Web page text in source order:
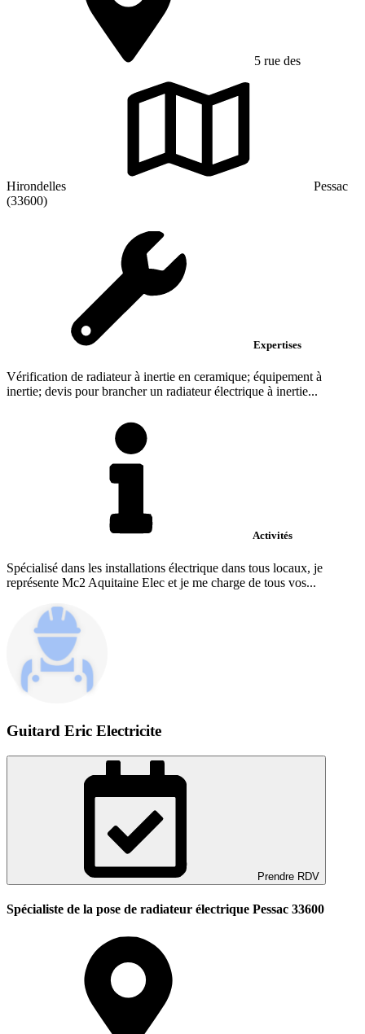
5 rue des
Hirondelles
Pessac
(33600)
Expertises
Vérification de radiateur à inertie en ceramique; équipement à
inertie; devis pour brancher un radiateur électrique à inertie...
Activités
Spécialisé dans les installations électrique dans tous locaux, je
représente Mc2 Aquitaine Elec et je me charge de tous vos...
Guitard Eric Electricite
Prendre RDV
Spécialiste de la pose de radiateur électrique Pessac 33600